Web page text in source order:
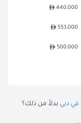
440,000
553,000
500,000
بدلاً من ذلك؟